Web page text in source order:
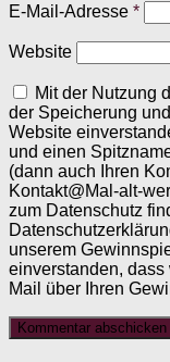
E-Mail-Adresse *
Website
Mit der Nutzung
der Speicherung
Website
und einen
(dann auch Ihren
Kontakt@Mal-alt-
zum Datenschutz
unserem
einverstanden,
Mail über Ihren